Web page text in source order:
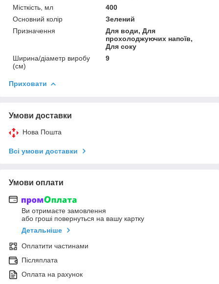
Місткість, мл
400
Основний колір
Зелений
Призначення
Для води, Для
прохолоджуючих напоїв,
Для соку
Ширина/діаметр виробу
(см)
9
Приховати
Умови доставки
Нова Пошта
Всі умови доставки
Умови оплати
Ви отримаєте замовлення
або гроші повернуться на вашу картку
Детальніше
Оплатити частинами
Післяплата
Оплата на рахунок